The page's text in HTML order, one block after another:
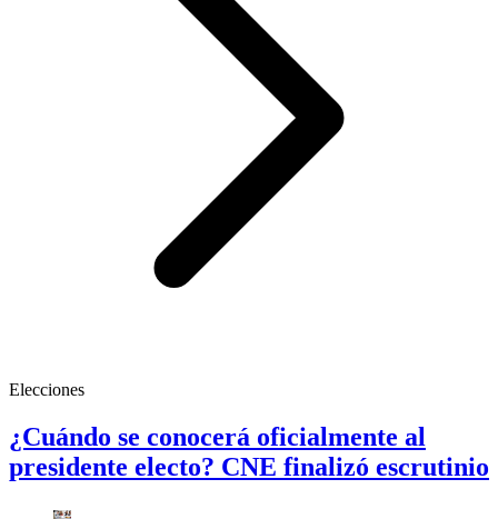
Elecciones
¿Cuándo se conocerá oficialmente al
presidente electo? CNE finalizó escrutinio